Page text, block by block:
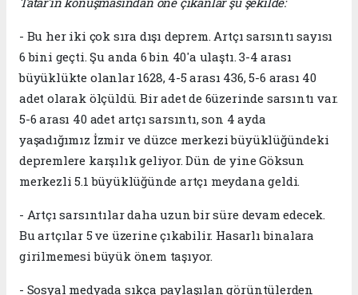
- Bu her iki çok sıra dışı deprem. Artçı sarsıntı sayısı
6 bini geçti. Şu anda 6 bin 40'a ulaştı. 3-4 arası
büyüklükte olanlar 1628, 4-5 arası 436, 5-6 arası 40
adet olarak ölçüldü. Bir adet de 6üzerinde sarsıntı var.
5-6 arası 40 adet artçı sarsıntı, son 4 ayda
yaşadığımız İzmir ve düzce merkezi büyüklüğündeki
depremlere karşılık geliyor. Dün de yine Göksun
merkezli 5.1 büyüklüğünde artçı meydana geldi.
- Artçı sarsıntılar daha uzun bir süre devam edecek.
Bu artçılar 5 ve üzerine çıkabilir. Hasarlı binalara
girilmemesi büyük önem taşıyor.
- Sosyal medyada sıkça paylaşılan görüntülerden